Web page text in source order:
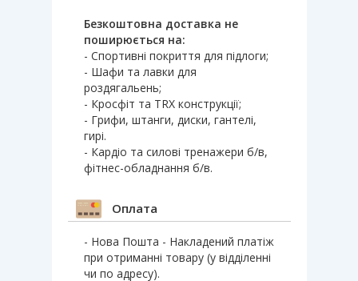
Безкоштовна доставка не
поширюється на:
- Спортивні покриття для підлоги;
- Шафи та лавки для
роздягальень;
- Кросфіт та TRX конструкції;
- Грифи, штанги, диски, гантелі,
гирі.
- Кардіо та силові тренажери б/в,
фітнес-обладнання б/в.
Оплата
- Нова Пошта - Накладений платіж
при отриманні товару (у відділенні
чи по адресу).